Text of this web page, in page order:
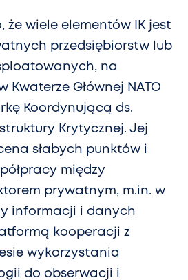
że wiele elementów IK jest
przedsiębiorstw lub
na
Kwaterze Głównej NATO
Koordynującą ds.
Krytycznej. Jej
słabych punktów i
między
prywatnym, m.in. w
informacji i danych
kooperacji z
wykorzystania
do obserwacji i